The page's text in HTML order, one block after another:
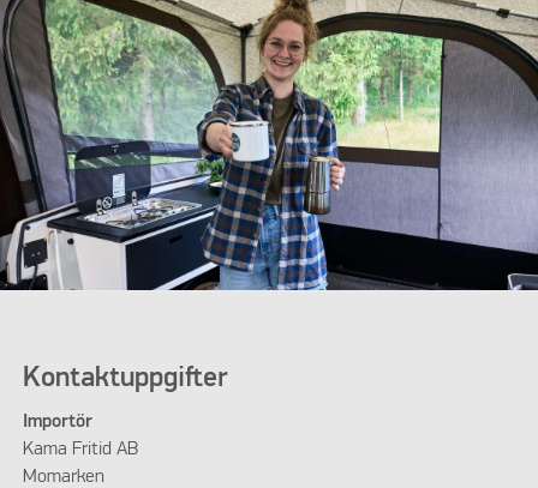
Kontaktuppgifter
Importör
Kama Fritid AB
Momarken